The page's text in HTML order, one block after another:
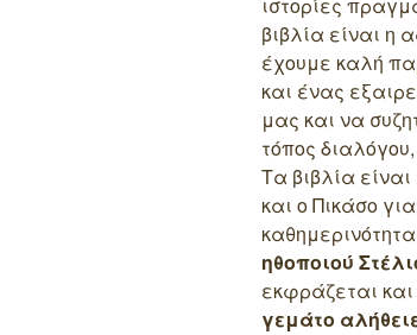
ιστορίες
βιβλία είναι η
έχουμε καλή
και ένας
μας και να
τόπος
Τα βιβλία
και ο Πικάσο
ηθοποιού
εκφράζεται
γεμάτο